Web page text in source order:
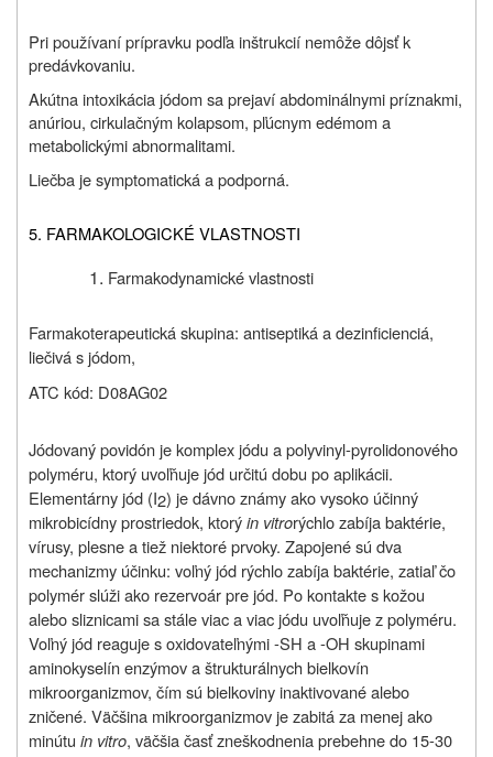
Pri používaní prípravku podľa inštrukcií nemôže dôjsť k
predávkovaniu.
Akútna intoxikácia jódom sa prejaví abdominálnymi príznakmi,
anúriou, cirkulačným kolapsom, pľúcnym edémom a
metabolickými abnormalitami.
Liečba je symptomatická a podporná.
5. FARMAKOLOGICKÉ VLASTNOSTI
Farmakodynamické vlastnosti
Farmakoterapeutická skupina: antiseptiká a dezinficienciá,
liečivá s jódom,
ATC kód: D08AG02
Jódovaný povidón je komplex jódu a polyvinyl-pyrolidonového
polyméru, ktorý uvoľňuje jód určitú dobu po aplikácii.
Elementárny jód (I2) je dávno známy ako vysoko účinný
mikrobicídny prostriedok, ktorýin vitrorýchlo zabíja baktérie,
vírusy, plesne a tiež niektoré prvoky. Zapojené sú dva
mechanizmy účinku: voľný jód rýchlo zabíja baktérie, zatiaľ čo
polymér slúži ako rezervoár pre jód. Po kontakte s kožou
alebo sliznicami sa stále viac a viac jódu uvoľňuje z polyméru.
Voľný jód reaguje s oxidovateľnými -SH a -OH skupinami
aminokyselín enzýmov a štrukturálnych bielkovín
mikroorganizmov, čím sú bielkoviny inaktivované alebo
zničené. Väčšina mikroorganizmov je zabitá za menej ako
minútu in vitro, väčšia časť zneškodnenia prebehne do 15-30